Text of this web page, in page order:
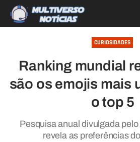
CURIOSIDADES
Ranking mundial
são os emojis mais
o top 5
Pesquisa anual divulgada
revela as preferências